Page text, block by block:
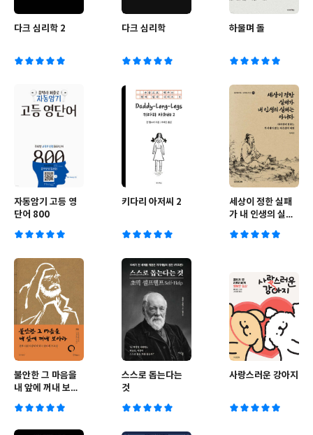
다크 심리학 2 다크 심리학 하물며 돌
자동암기 고등 영
단어 800
키다리 아저씨 2
세상이 정한 실패
가 내 인생의 실패
불안한 그 마음을
내 앞에 꺼내 보아
스스로 돕는다는
것
사랑스러운 강아지